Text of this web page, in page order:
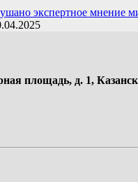
экспертное
площадь, д. 1,